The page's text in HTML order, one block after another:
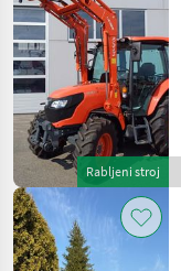
Rabljeni stroj